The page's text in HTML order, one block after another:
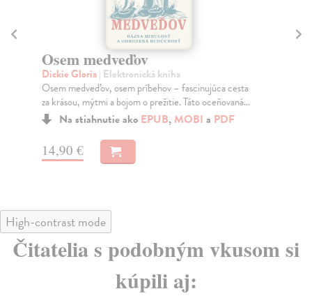
Osem medveďov
Dickie Gloria| Elektronická kniha
Osem medveďov, osem príbehov – fascinujúca cesta
za krásou, mýtmi a bojom o prežitie. Táto oceňovaná...
Na stiahnutie ako EPUB,MOBI a PDF
14,90 €
High-contrast mode
Čitatelia s podobným vkusom si
kúpili aj: